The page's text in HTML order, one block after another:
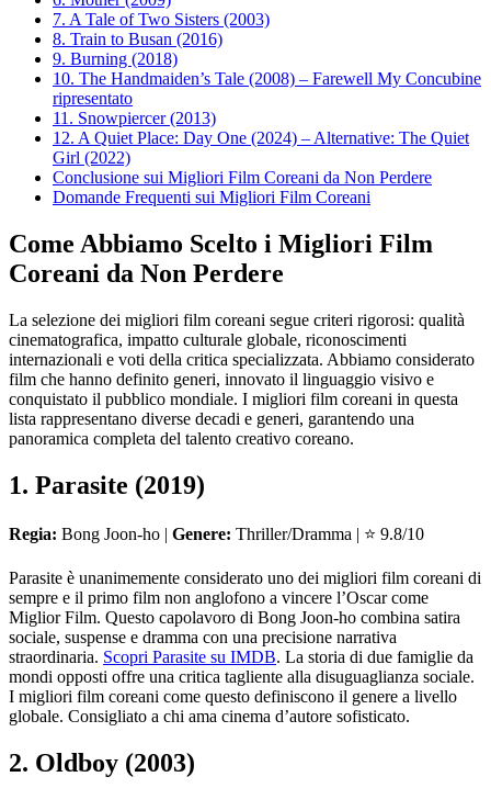
7. A Tale of Two Sisters (2003)
8. Train to Busan (2016)
9. Burning (2018)
10. The Handmaiden’s Tale (2008) – Farewell My Concubine
ripresentato
11. Snowpiercer (2013)
12. A Quiet Place: Day One (2024) – Alternative: The Quiet
Girl (2022)
Conclusione sui Migliori Film Coreani da Non Perdere
Domande Frequenti sui Migliori Film Coreani
Come Abbiamo Scelto i Migliori Film
Coreani da Non Perdere
La selezione dei migliori film coreani segue criteri rigorosi: qualità
cinematografica, impatto culturale globale, riconoscimenti
internazionali e voti della critica specializzata. Abbiamo considerato
film che hanno definito generi, innovato il linguaggio visivo e
conquistato il pubblico mondiale. I migliori film coreani in questa
lista rappresentano diverse decadi e generi, garantendo una
panoramica completa del talento creativo coreano.
1. Parasite (2019)
Regia: Bong Joon-ho | Genere: Thriller/Dramma | ⭐ 9.8/10
Parasite è unanimemente considerato uno dei migliori film coreani di
sempre e il primo film non anglofono a vincere l’Oscar come
Miglior Film. Questo capolavoro di Bong Joon-ho combina satira
sociale, suspense e dramma con una precisione narrativa
straordinaria. Scopri Parasite su IMDB. La storia di due famiglie da
mondi opposti offre una critica tagliente alla disuguaglianza sociale.
I migliori film coreani come questo definiscono il genere a livello
globale. Consigliato a chi ama cinema d’autore sofisticato.
2. Oldboy (2003)